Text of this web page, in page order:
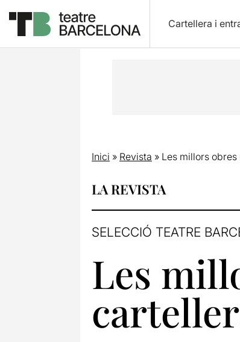
Cartellera i
Inici » Revista » Les millors
LA REVISTA
SELECCIÓ TEATRE
Les